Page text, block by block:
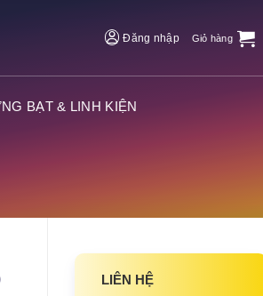
Đăng nhập Giỏ hàng
BẠT & LINH KIỆN
LIÊN HỆ